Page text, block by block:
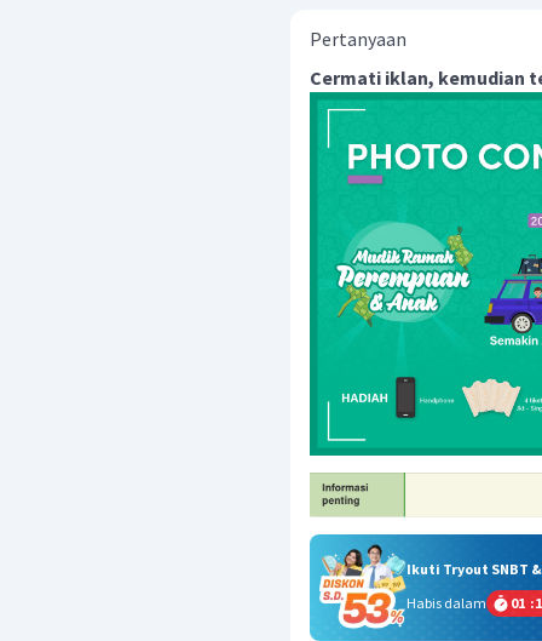
Pertanyaan
Cermati iklan, kemudian
Ikuti Tryout SNBT
Habis dalam
01 :